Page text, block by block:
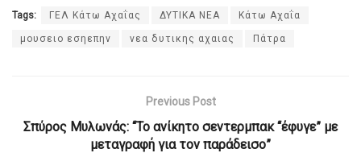
Tags: ΓΕΛ Κάτω Αχαΐας ΔΥΤΙΚΑ ΝΕΑ Κάτω Αχαΐα
μουσειο εσηεπην νεα δυτικης αχαιας Πάτρα
Previous Post
Σπύρος Μυλωνάς: “Το ανίκητο σεντερμπακ “έφυγε” με
μεταγραφή για τον παράδεισο”